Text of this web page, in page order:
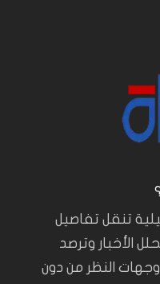
تنقل تفاصيل
الأخبار وترصد
النظر من دون